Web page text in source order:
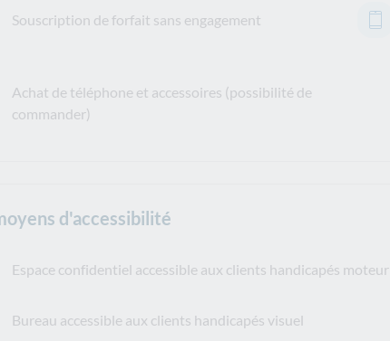
Souscription de forfait sans engagement
Achat de téléphone et accessoires (possibilité de
commander)
d'accessibilité
Espace confidentiel accessible aux clients handicapés moteur
Bureau accessible aux clients handicapés visuel